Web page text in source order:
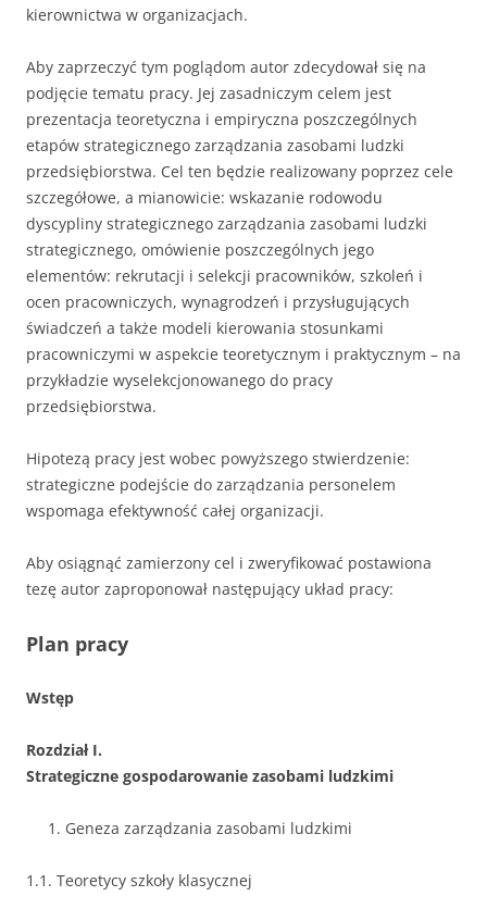
kierownictwa w organizacjach.
Aby zaprzeczyć tym poglądom autor zdecydował się na
podjęcie tematu pracy. Jej zasadniczym celem jest
prezentacja teoretyczna i empiryczna poszczególnych
etapów strategicznego zarządzania zasobami ludzki
przedsiębiorstwa. Cel ten będzie realizowany poprzez cele
szczegółowe, a mianowicie: wskazanie rodowodu
dyscypliny strategicznego zarządzania zasobami ludzki
strategicznego, omówienie poszczególnych jego
elementów: rekrutacji i selekcji pracowników, szkoleń i
ocen pracowniczych, wynagrodzeń i przysługujących
świadczeń a także modeli kierowania stosunkami
pracowniczymi w aspekcie teoretycznym i praktycznym – na
przykładzie wyselekcjonowanego do pracy
przedsiębiorstwa.
Hipotezą pracy jest wobec powyższego stwierdzenie:
strategiczne podejście do zarządzania personelem
wspomaga efektywność całej organizacji.
Aby osiągnąć zamierzony cel i zweryfikować postawiona
tezę autor zaproponował następujący układ pracy:
Plan pracy
Wstęp
Rozdział I.
Strategiczne gospodarowanie zasobami ludzkimi
Geneza zarządzania zasobami ludzkimi
1.1. Teoretycy szkoły klasycznej